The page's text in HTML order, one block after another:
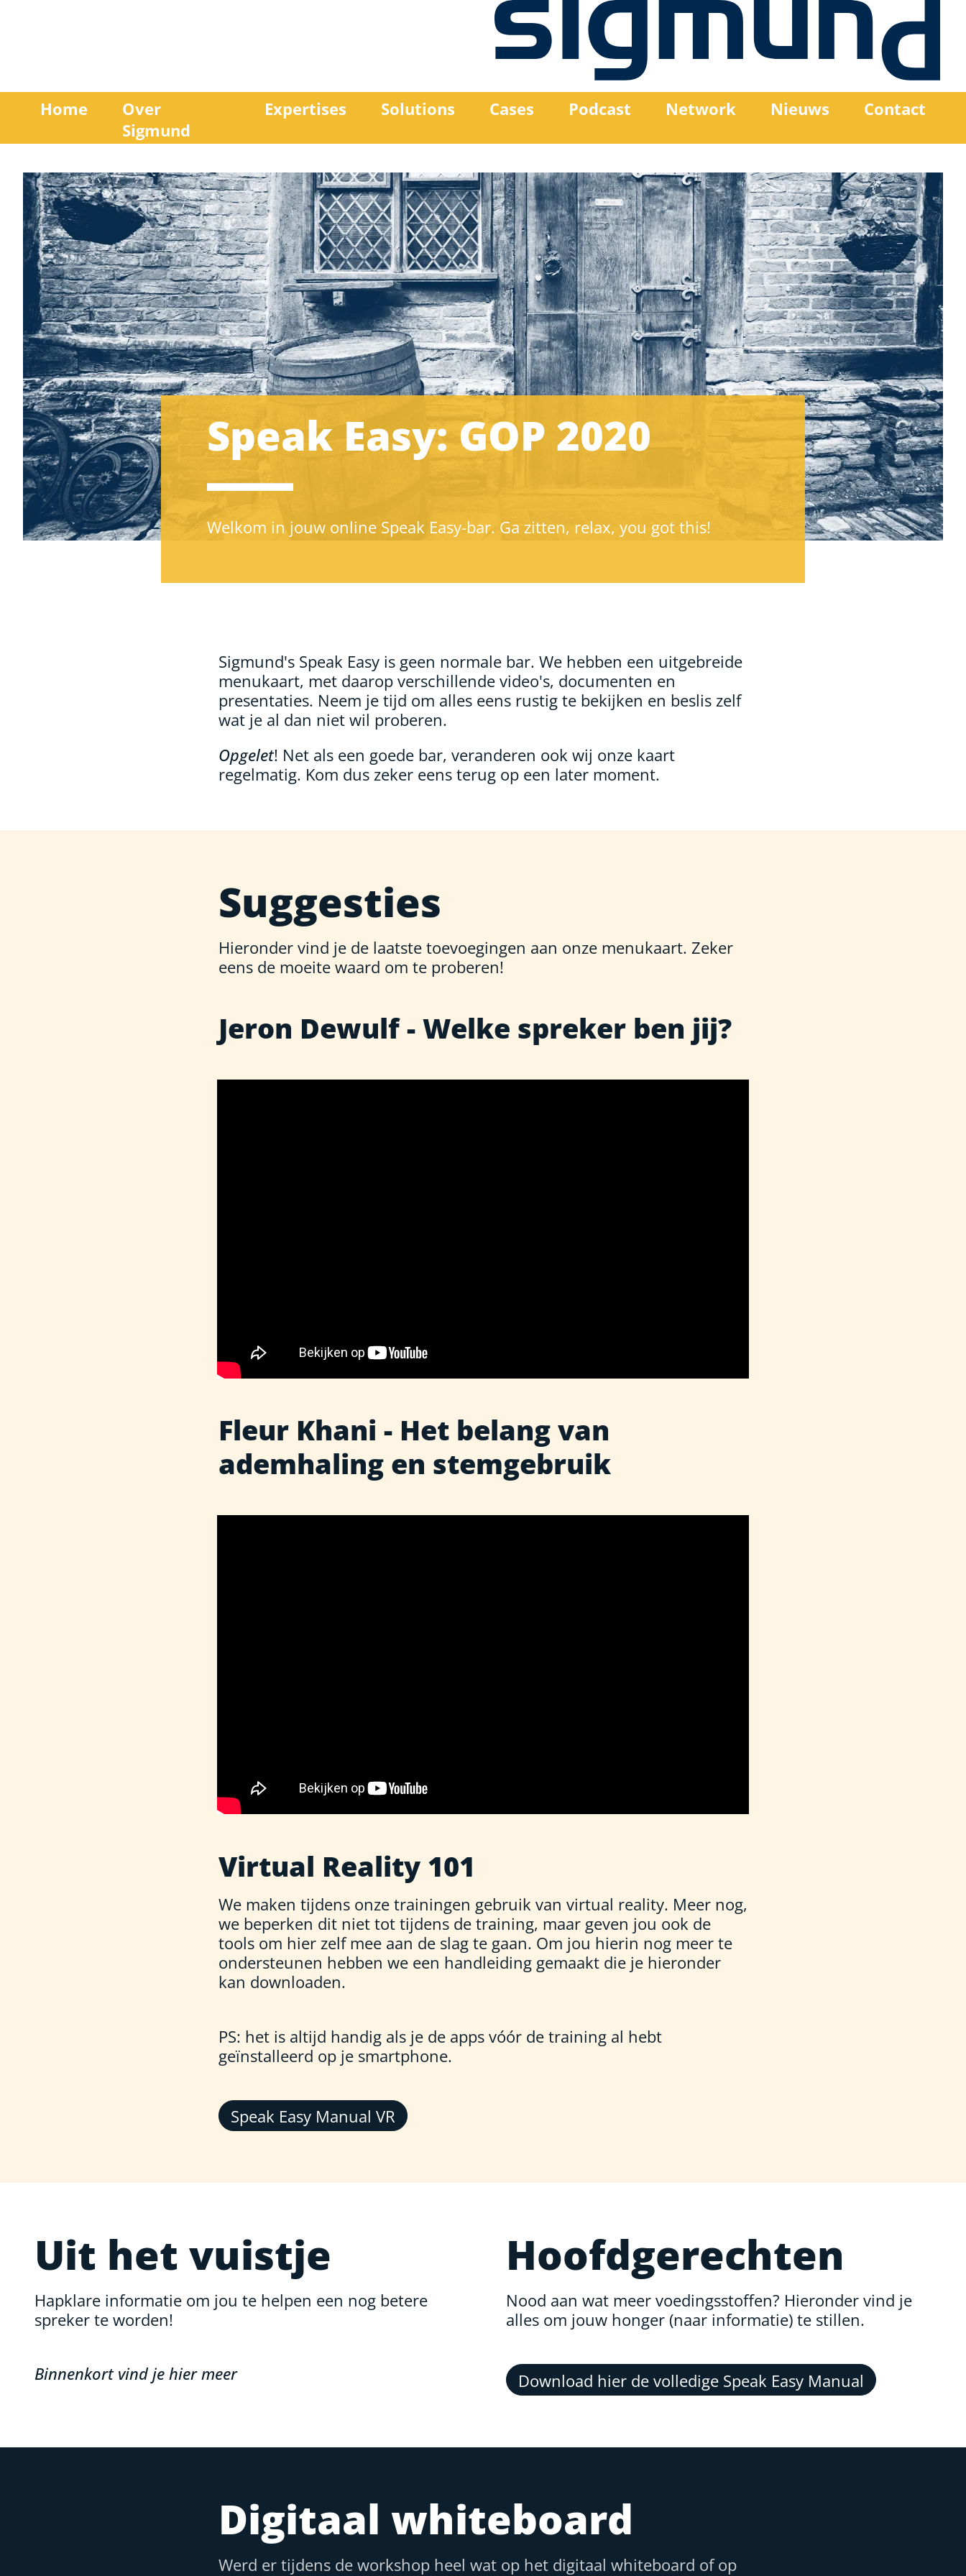
Home
Over
Sigmund
Expertises Solutions Cases Podcast Network Nieuws Contact
Speak Easy: GOP 2020
Welkom in jouw online Speak Easy-bar. Ga zitten, relax, you got this!
Sigmund's Speak Easy is geen normale bar. We hebben een uitgebreide
menukaart, met daarop verschillende video's, documenten en
presentaties. Neem je tijd om alles eens rustig te bekijken en beslis zelf
wat je al dan niet wil proberen.
Opgelet! Net als een goede bar, veranderen ook wij onze kaart
regelmatig. Kom dus zeker eens terug op een later moment.
Suggesties
Hieronder vind je de laatste toevoegingen aan onze menukaart. Zeker
eens de moeite waard om te proberen!
Jeron Dewulf - Welke spreker ben jij?
Fleur Khani - Het belang van
ademhaling en stemgebruik
Virtual Reality 101
We maken tijdens onze trainingen gebruik van virtual reality. Meer nog,
we beperken dit niet tot tijdens de training, maar geven jou ook de
tools om hier zelf mee aan de slag te gaan. Om jou hierin nog meer te
ondersteunen hebben we een handleiding gemaakt die je hieronder
kan downloaden.
PS: het is altijd handig als je de apps vóór de training al hebt
geïnstalleerd op je smartphone.
Speak Easy Manual VR
Uit het vuistje
Hapklare informatie om jou te helpen een nog betere
spreker te worden!
Binnenkort vind je hier meer
Hoofdgerechten
Nood aan wat meer voedingsstoffen? Hieronder vind je
alles om jouw honger (naar informatie) te stillen.
Download hier de volledige Speak Easy Manual
Digitaal whiteboard
Werd er tijdens de workshop heel wat op het digitaal whiteboard of op